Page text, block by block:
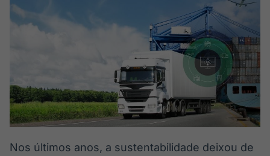
Ticker
Cotações e
headlines de
notícias
Broadcast
Widgets
Componentes
para conteúdos e
funcionalidades
Broadcast
Wallboard
Conteúdos e
displays e telas
Broadcast
Curadoria
Curadoria de
noticiosos
Nos últimos anos, a sustentabilidade deixou de